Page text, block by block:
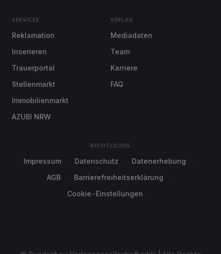
SERVICES
Reklamation
Inserieren
Trauerportal
Stellenmarkt
Immobilienmarkt
AZUBI NRW
VERLAG
Mediadaten
Team
Karriere
FAQ
RECHTLICHES
Impressum Datenschutz
Datenerhebung
AGB
Barrierefreiheitserklärung
Cookie-Einstellungen